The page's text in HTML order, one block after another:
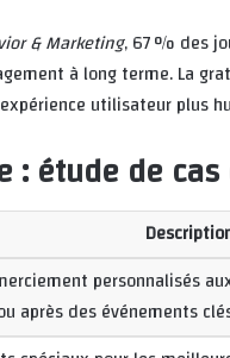
& Marketing, 67 % des
à long terme. La
utilisateur plus
: étude de
personnalisés
après des événements